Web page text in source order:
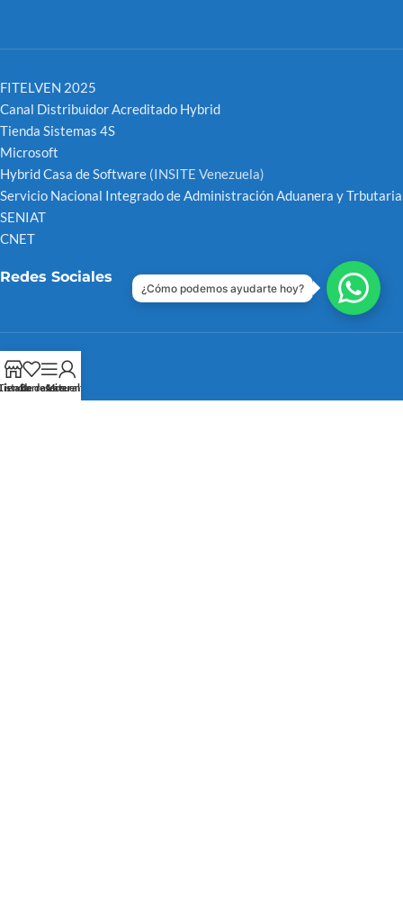
FITELVEN 2025
Canal Distribuidor Acreditado Hybrid
Tienda Sistemas 4S
Microsoft
Hybrid Casa de Software (INSITE Venezuela)
Servicio Nacional Integrado de Administración Aduanera y Trbutaria
SENIAT
CNET
Redes Sociales
Instagram
Dailymotion
de deseos
Barra Lateral
Mi cuenta
¿Cómo podemos ayudarte hoy?